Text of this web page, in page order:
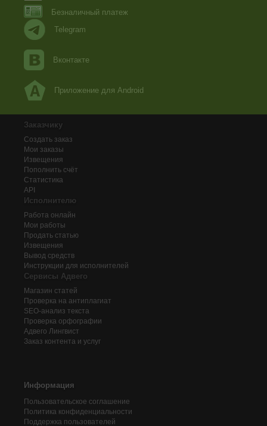
Безналичный платеж
Telegram
Вконтакте
Приложение для Android
Заказчику
Создать заказ
Мои заказы
Извещения
Пополнить счёт
Статистика
API
Исполнителю
Работа онлайн
Мои работы
Продать статью
Извещения
Вывод средств
Инструкции для исполнителей
Сервисы Адвего
Магазин статей
Проверка на антиплагиат
SEO-анализ текста
Проверка орфографии
Адвего Лингвист
Заказ контента и услуг
Информация
Пользовательское соглашение
Политика конфиденциальности
Поддержка пользователей